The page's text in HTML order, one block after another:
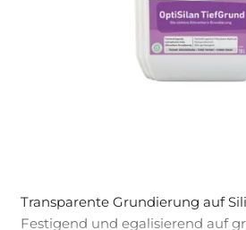
Transparente Grundierung auf
Festigend und egalisierend auf